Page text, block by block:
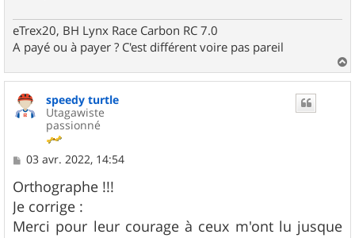
eTrex20, BH Lynx Race Carbon RC 7.0
A payé ou à payer ? C'est différent voire pas pareil
a
speedy turtle
Utagawiste
passionné
M
s
s
a
g
e
03 avr. 2022, 14:54
Orthographe !!!
Je corrige :
Merci pour leur courage à ceux m'ont lu jusque